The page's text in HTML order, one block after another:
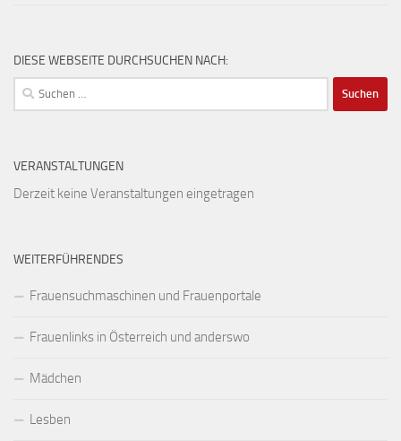
DIESE WEBSEITE DURCHSUCHEN NACH:
Suchen
nach:
VERANSTALTUNGEN
Derzeit keine Veranstaltungen eingetragen
WEITERFÜHRENDES
Frauensuchmaschinen und Frauenportale
Frauenlinks in Österreich und anderswo
Mädchen
Lesben